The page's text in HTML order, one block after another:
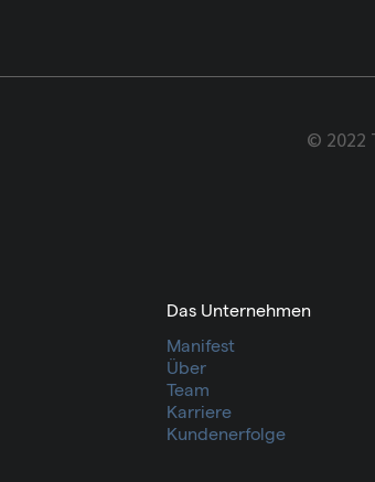
© 2022
Das Unternehmen
Manifest
Über
Team
Karriere
Kundenerfolge